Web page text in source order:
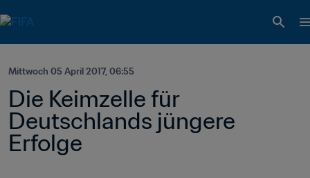
Mittwoch 05 April 2017, 06:55
Die Keimzelle für
Deutschlands jüngere
Erfolge